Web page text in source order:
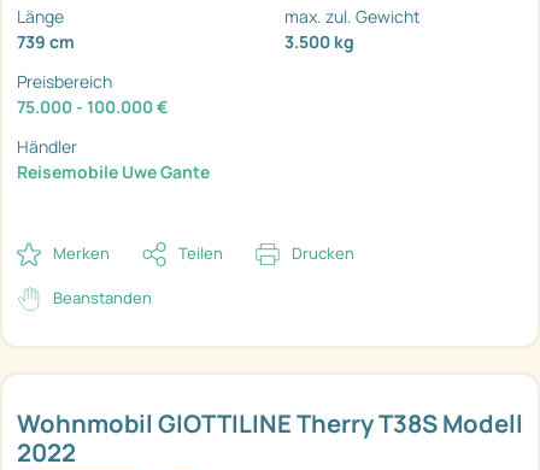
Wohnmobil GIOTTILINE Therry T38S Modell
2022
Länge
739 cm
max. zul. Gewicht
3.500 kg
Preisbereich
75.000 - 100.000 €
Händler
Reisemobile Uwe Gante
Merken Teilen Drucken
Beanstanden